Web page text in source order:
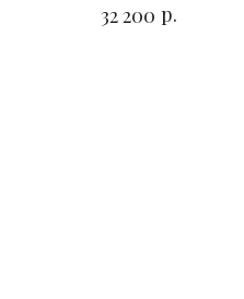
захоронения
32 200 р.